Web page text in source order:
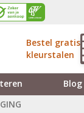
Bestel gratis
kleurstalen
Blog